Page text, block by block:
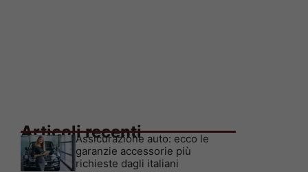
Articoli recenti
Assicurazione auto: ecco le
garanzie accessorie più
richieste dagli italiani